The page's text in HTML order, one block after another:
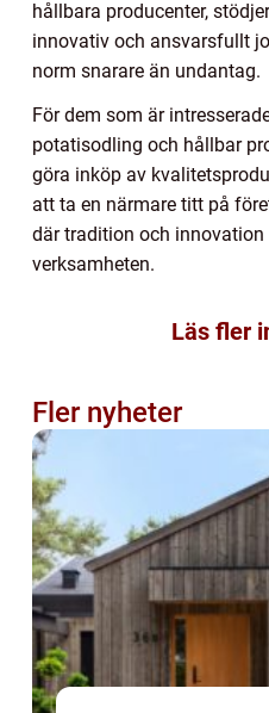
hållbara producenter,
innovativ och ansvarsfullt
norm snarare än undantag.
För dem som är
potatisodling och hållbar
göra inköp av
att ta en närmare titt på
där tradition och innovation
verksamheten.
Läs fler
Fler nyheter